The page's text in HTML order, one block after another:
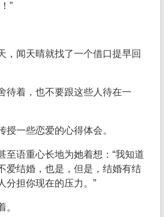
”
，闻天晴就找了一个借口提早回
待着，也不要跟这些人待在一
授一些恋爱的心得体会。
至语重心长地为她着想：“我知道
爱结婚，也是，但是，结婚有结
分担你现在的压力。”
。